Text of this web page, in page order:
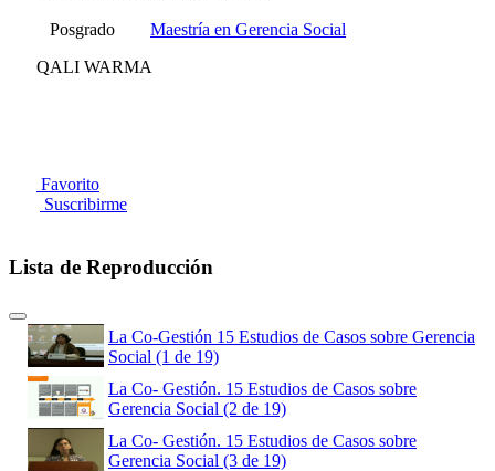
Posgrado
Maestría en Gerencia Social
QALI WARMA
Favorito
Suscribirme
Lista de Reproducción
La Co-Gestión 15 Estudios de Casos sobre Gerencia
Social (1 de 19)
La Co- Gestión. 15 Estudios de Casos sobre
Gerencia Social (2 de 19)
La Co- Gestión. 15 Estudios de Casos sobre
Gerencia Social (3 de 19)